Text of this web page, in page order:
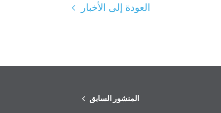
العودة إلى الأخبار
المنشور السابق